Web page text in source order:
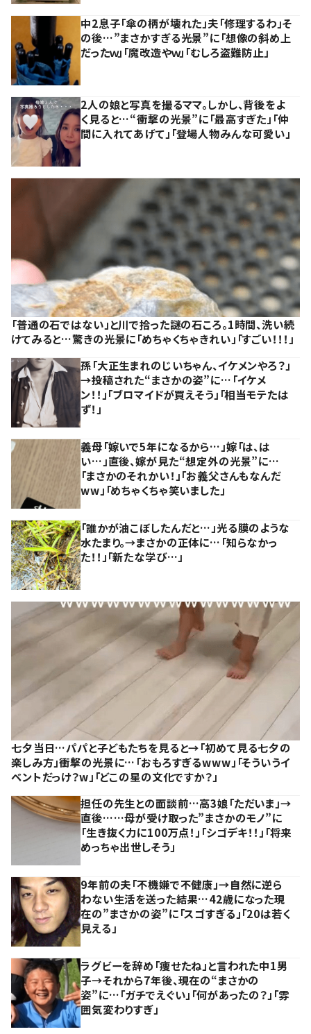
中2息子「傘の柄が壊れた」夫「修理するわ」そ
の後…”まさかすぎる光景”に「想像の斜め上
だったｗ」「魔改造やｗ」「むしろ盗難防止」
2人の娘と写真を撮るママ。しかし、背後をよ
く見ると…“衝撃の光景”に「最高すぎた」「仲
間に入れてあげて」「登場人物みんな可愛い」
「普通の石ではない」と川で拾った謎の石ころ。1時間、洗い続
けてみると…驚きの光景に「めちゃくちゃきれい」「すごい！！！」
孫「大正生まれのじいちゃん、イケメンやろ？」
→投稿された“まさかの姿”に…「イケメ
ン！！」「ブロマイドが買えそう」「相当モテたは
ず！」
義母「嫁いで5年になるから…」嫁「は、は
い…」直後、嫁が見た“想定外の光景”に…
「まさかのそれかい！」「お義父さんもなんだ
ww」「めちゃくちゃ笑いました」
「誰かが油こぼしたんだと…」光る膜のような
水たまり。→まさかの正体に…「知らなかっ
た！！」「新たな学び…」
七夕当日…パパと子どもたちを見ると→「初めて見る七夕の
楽しみ方」衝撃の光景に…「おもろすぎるwww」「そういうイ
ベントだっけ？w」「どこの星の文化ですか？」
担任の先生との面談前…高3娘「ただいま」→
直後……母が受け取った”まさかのモノ”に
「生き抜く力に100万点！」「シゴデキ！！」「将来
めっちゃ出世しそう」
9年前の夫「不機嫌で不健康」→自然に逆ら
わない生活を送った結果…42歳になった現
在の”まさかの姿”に「スゴすぎる」「20は若く
見える」
ラグビーを辞め「痩せたね」と言われた中1男
子→それから7年後、現在の“まさかの
姿”に…「ガチでえぐい」「何があったの？」「雰
囲気変わりすぎ」